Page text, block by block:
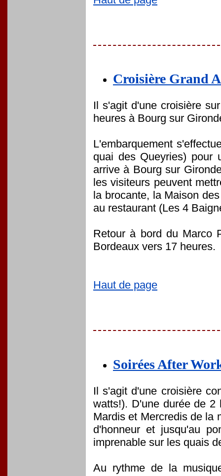
Croisière Grand
Il s'agit d'une croisière
heures à Bourg sur
L'embarquement
quai des Queyries) pour
arrive à Bourg sur
les visiteurs peuvent
la brocante, la Maison
au restaurant (Les 4
Retour à bord du Marco
Bordeaux vers 17 heures.
Haut de page
Soirées After
Il s'agit d'une croisière
watts!). D'une durée de
Mardis et Mercredis de la
d'honneur et jusqu'au
imprenable sur les quais
Au rythme de la